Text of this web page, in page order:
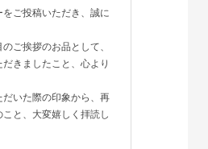
ご投稿いただき、誠に
ご挨拶のお品として、
きましたこと、心より
いた際の印象から、再
と、大変嬉しく拝読し